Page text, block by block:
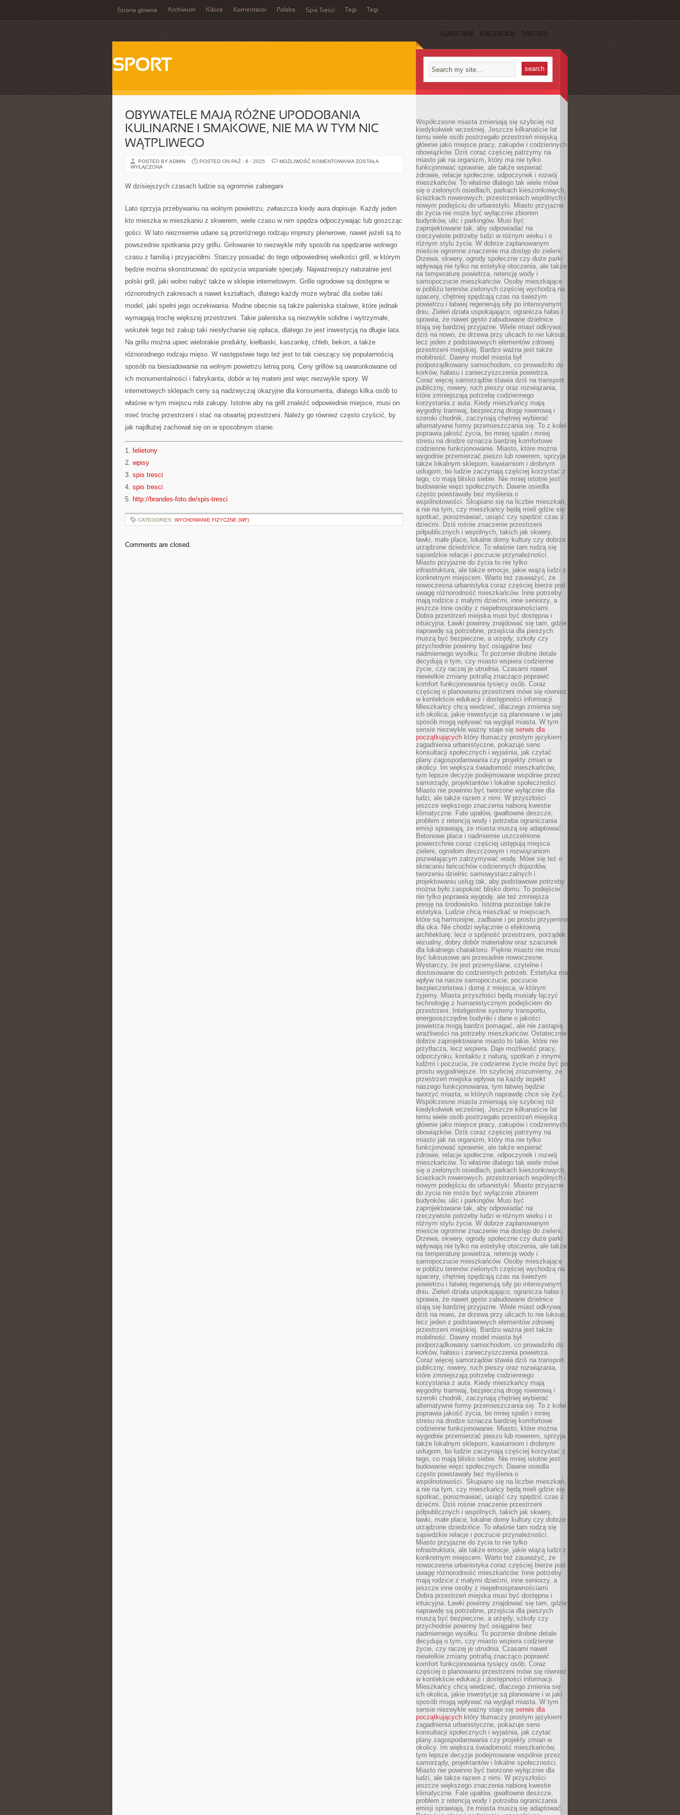
Strona główna Archiwum Kibice Komentator Polska Spis Treści Tagi Tagi
SUBSCRIBE FACEBOOK TWITTER
SPORT
OBYWATELE MAJĄ RÓŻNE UPODOBANIA
KULINARNE I SMAKOWE, NIE MA W TYM NIC
WĄTPLIWEGO
POSTED BY ADMIN POSTED ON PAŹ - 6 - 2025 MOŻLIWOŚĆ KOMENTOWANIA OBYWATELE
MA
W
NIC
ZOSTAŁA
WYŁĄCZONA
W dzisiejszych czasach ludzie są ogromnie zabiegani
Lato sprzyja przebywaniu na wolnym powietrzu, zwłaszcza kiedy aura dopisuje. Każdy jeden
kto mieszka w mieszkaniu z skwerem, wiele czasu w nim spędza odpoczywając lub goszcząc
gości. W lato niezmiernie udane są przeróżnego rodzaju imprezy plenerowe, nawet jeżeli są to
powszednie spotkania przy grillu. Grilowanie to niezwykle miły sposób na spędzanie wolnego
czasu z familią i przyjaciółmi. Starczy posiadać do tego odpowiedniej wielkości grill, w którym
będzie można skonstruować do spożycia wspaniałe specjały. Najważniejszy naturalnie jest
polski grill, jaki wolno nabyć także w sklepie internetowym. Grille ogrodowe są dostępne w
różnorodnych zakresach a nawet kształtach, dlatego każdy może wybrać dla siebie taki
model, jaki spełni jego oczekiwania. Modne obecnie są także paleniska stalowe, które jednak
wymagają trochę większej przestrzeni. Takie paleniska są niezwykle solidne i wytrzymałe,
wskutek tego też zakup taki niesłychanie się opłaca, dlatego że jest inwestycją na długie lata.
Na grillu można upiec wielorakie produkty, kiełbaski, kaszankę, chleb, bekon, a także
różnorodnego rodzaju mięso. W następstwie tego też jest to tak cieszący się popularnością
sposób na biesiadowanie na wolnym powietrzu letnią porą. Ceny grillów są uwarunkowane od
ich monumentalności i fabrykanta, dobór w tej materii jest więc niezwykle spory. W
internetowych sklepach ceny są nadzwyczaj okazyjne dla konsumenta, dlatego kilka osób to
właśnie w tym miejscu robi zakupy. Istotne aby na grill znaleźć odpowiednie miejsce, musi on
mieć trochę przestrzeni i stać na otwartej przestrzeni. Należy go również często czyścić, by
jak najdłużej zachował się on w sposobnym stanie.
1. felietony
2. wpisy
3. spis tresci
4. spis tresci
5. http://brandes-foto.de/spis-tresci
CATEGORIES: WYCHOWANIE FIZYCZNE (WF)
Comments are closed.
Współczesne miasta zmieniają się szybciej niż
kiedykolwiek wcześniej. Jeszcze kilkanaście lat
temu wiele osób postrzegało przestrzeń miejską
głównie jako miejsce pracy, zakupów i codziennych
obowiązków. Dziś coraz częściej patrzymy na
miasto jak na organizm, który ma nie tylko
funkcjonować sprawnie, ale także wspierać
zdrowie, relacje społeczne, odpoczynek i rozwój
mieszkańców. To właśnie dlatego tak wiele mówi
się o zielonych osiedlach, parkach kieszonkowych,
ścieżkach rowerowych, przestrzeniach wspólnych i
nowym podejściu do urbanistyki. Miasto przyjazne
do życia nie może być wyłącznie zbiorem
budynków, ulic i parkingów. Musi być
zaprojektowane tak, aby odpowiadać na
rzeczywiste potrzeby ludzi w różnym wieku i o
różnym stylu życia. W dobrze zaplanowanym
mieście ogromne znaczenie ma dostęp do zieleni.
Drzewa, skwery, ogrody społeczne czy duże parki
wpływają nie tylko na estetykę otoczenia, ale także
na temperaturę powietrza, retencję wody i
samopoczucie mieszkańców. Osoby mieszkające
w pobliżu terenów zielonych częściej wychodzą na
spacery, chętniej spędzają czas na świeżym
powietrzu i łatwiej regenerują siły po intensywnym
dniu. Zieleń działa uspokajająco, ogranicza hałas i
sprawia, że nawet gęsto zabudowane dzielnice
stają się bardziej przyjazne. Wiele miast odkrywa
dziś na nowo, że drzewa przy ulicach to nie luksus,
lecz jeden z podstawowych elementów zdrowej
przestrzeni miejskiej. Bardzo ważna jest także
mobilność. Dawny model miasta był
podporządkowany samochodom, co prowadziło do
korków, hałasu i zanieczyszczenia powietrza.
Coraz więcej samorządów stawia dziś na transport
publiczny, rowery, ruch pieszy oraz rozwiązania,
które zmniejszają potrzebę codziennego
korzystania z auta. Kiedy mieszkańcy mają
wygodny tramwaj, bezpieczną drogę rowerową i
szeroki chodnik, zaczynają chętniej wybierać
alternatywne formy przemieszczania się. To z kolei
poprawia jakość życia, bo mniej spalin i mniej
stresu na drodze oznacza bardziej komfortowe
codzienne funkcjonowanie. Miasto, które można
wygodnie przemierzać pieszo lub rowerem, sprzyja
także lokalnym sklepom, kawiarniom i drobnym
usługom, bo ludzie zaczynają częściej korzystać z
tego, co mają blisko siebie. Nie mniej istotne jest
budowanie więzi społecznych. Dawne osiedla
często powstawały bez myślenia o
wspólnotowości. Skupiano się na liczbie mieszkań,
a nie na tym, czy mieszkańcy będą mieli gdzie się
spotkać, porozmawiać, usiąść czy spędzić czas z
dziećmi. Dziś rośnie znaczenie przestrzeni
półpublicznych i wspólnych, takich jak skwery,
ławki, małe place, lokalne domy kultury czy dobrze
urządzone dziedzińce. To właśnie tam rodzą się
sąsiedzkie relacje i poczucie przynależności.
Miasto przyjazne do życia to nie tylko
infrastruktura, ale także emocje, jakie wiążą ludzi z
konkretnym miejscem. Warto też zauważyć, że
nowoczesna urbanistyka coraz częściej bierze pod
uwagę różnorodność mieszkańców. Inne potrzeby
mają rodzice z małymi dziećmi, inne seniorzy, a
jeszcze inne osoby z niepełnosprawnościami.
Dobra przestrzeń miejska musi być dostępna i
intuicyjna. Ławki powinny znajdować się tam, gdzie
naprawdę są potrzebne, przejścia dla pieszych
muszą być bezpieczne, a urzędy, szkoły czy
przychodnie powinny być osiągalne bez
nadmiernego wysiłku. To pozornie drobne detale
decydują o tym, czy miasto wspiera codzienne
życie, czy raczej je utrudnia. Czasami nawet
niewielkie zmiany potrafią znacząco poprawić
komfort funkcjonowania tysięcy osób. Coraz
częściej o planowaniu przestrzeni mówi się również
w kontekście edukacji i dostępności informacji.
Mieszkańcy chcą wiedzieć, dlaczego zmienia się
ich okolica, jakie inwestycje są planowane i w jaki
sposób mogą wpływać na wygląd miasta. W tym
sensie niezwykle ważny staje się serwis dla
początkujących który tłumaczy prostym językiem
zagadnienia urbanistyczne, pokazuje sens
konsultacji społecznych i wyjaśnia, jak czytać
plany zagospodarowania czy projekty zmian w
okolicy. Im większa świadomość mieszkańców,
tym lepsze decyzje podejmowane wspólnie przez
samorządy, projektantów i lokalne społeczności.
Miasto nie powinno być tworzone wyłącznie dla
ludzi, ale także razem z nimi. W przyszłości
jeszcze większego znaczenia nabiorą kwestie
klimatyczne. Fale upałów, gwałtowne deszcze,
problem z retencją wody i potrzeba ograniczania
emisji sprawiają, że miasta muszą się adaptować.
Betonowe place i nadmiernie uszczelnione
powierzchnie coraz częściej ustępują miejsca
zieleni, ogrodom deszczowym i rozwiązaniom
pozwalającym zatrzymywać wodę. Mówi się też o
skracaniu łańcuchów codziennych dojazdów,
tworzeniu dzielnic samowystarczalnych i
projektowaniu usług tak, aby podstawowe potrzeby
można było zaspokoić blisko domu. To podejście
nie tylko poprawia wygodę, ale też zmniejsza
presję na środowisko. Istotna pozostaje także
estetyka. Ludzie chcą mieszkać w miejscach,
które są harmonijne, zadbane i po prostu przyjemne
dla oka. Nie chodzi wyłącznie o efektowną
architekturę, lecz o spójność przestrzeni, porządek
wizualny, dobry dobór materiałów oraz szacunek
dla lokalnego charakteru. Piękne miasto nie musi
być luksusowe ani przesadnie nowoczesne.
Wystarczy, że jest przemyślane, czytelne i
dostosowane do codziennych potrzeb. Estetyka ma
wpływ na nasze samopoczucie, poczucie
bezpieczeństwa i dumę z miejsca, w którym
żyjemy. Miasta przyszłości będą musiały łączyć
technologię z humanistycznym podejściem do
przestrzeni. Inteligentne systemy transportu,
energooszczędne budynki i dane o jakości
powietrza mogą bardzo pomagać, ale nie zastąpią
wrażliwości na potrzeby mieszkańców. Ostatecznie
dobrze zaprojektowane miasto to takie, które nie
przytłacza, lecz wspiera. Daje możliwość pracy,
odpoczynku, kontaktu z naturą, spotkań z innymi
ludźmi i poczucia, że codzienne życie może być po
prostu wygodniejsze. Im szybciej zrozumiemy, że
przestrzeń miejska wpływa na każdy aspekt
naszego funkcjonowania, tym łatwiej będzie
tworzyć miasta, w których naprawdę chce się żyć.
Współczesne miasta zmieniają się szybciej niż
kiedykolwiek wcześniej. Jeszcze kilkanaście lat
temu wiele osób postrzegało przestrzeń miejską
głównie jako miejsce pracy, zakupów i codziennych
obowiązków. Dziś coraz częściej patrzymy na
miasto jak na organizm, który ma nie tylko
funkcjonować sprawnie, ale także wspierać
zdrowie, relacje społeczne, odpoczynek i rozwój
mieszkańców. To właśnie dlatego tak wiele mówi
się o zielonych osiedlach, parkach kieszonkowych,
ścieżkach rowerowych, przestrzeniach wspólnych i
nowym podejściu do urbanistyki. Miasto przyjazne
do życia nie może być wyłącznie zbiorem
budynków, ulic i parkingów. Musi być
zaprojektowane tak, aby odpowiadać na
rzeczywiste potrzeby ludzi w różnym wieku i o
różnym stylu życia. W dobrze zaplanowanym
mieście ogromne znaczenie ma dostęp do zieleni.
Drzewa, skwery, ogrody społeczne czy duże parki
wpływają nie tylko na estetykę otoczenia, ale także
na temperaturę powietrza, retencję wody i
samopoczucie mieszkańców. Osoby mieszkające
w pobliżu terenów zielonych częściej wychodzą na
spacery, chętniej spędzają czas na świeżym
powietrzu i łatwiej regenerują siły po intensywnym
dniu. Zieleń działa uspokajająco, ogranicza hałas i
sprawia, że nawet gęsto zabudowane dzielnice
stają się bardziej przyjazne. Wiele miast odkrywa
dziś na nowo, że drzewa przy ulicach to nie luksus,
lecz jeden z podstawowych elementów zdrowej
przestrzeni miejskiej. Bardzo ważna jest także
mobilność. Dawny model miasta był
podporządkowany samochodom, co prowadziło do
korków, hałasu i zanieczyszczenia powietrza.
Coraz więcej samorządów stawia dziś na transport
publiczny, rowery, ruch pieszy oraz rozwiązania,
które zmniejszają potrzebę codziennego
korzystania z auta. Kiedy mieszkańcy mają
wygodny tramwaj, bezpieczną drogę rowerową i
szeroki chodnik, zaczynają chętniej wybierać
alternatywne formy przemieszczania się. To z kolei
poprawia jakość życia, bo mniej spalin i mniej
stresu na drodze oznacza bardziej komfortowe
codzienne funkcjonowanie. Miasto, które można
wygodnie przemierzać pieszo lub rowerem, sprzyja
także lokalnym sklepom, kawiarniom i drobnym
usługom, bo ludzie zaczynają częściej korzystać z
tego, co mają blisko siebie. Nie mniej istotne jest
budowanie więzi społecznych. Dawne osiedla
często powstawały bez myślenia o
wspólnotowości. Skupiano się na liczbie mieszkań,
a nie na tym, czy mieszkańcy będą mieli gdzie się
spotkać, porozmawiać, usiąść czy spędzić czas z
dziećmi. Dziś rośnie znaczenie przestrzeni
półpublicznych i wspólnych, takich jak skwery,
ławki, małe place, lokalne domy kultury czy dobrze
urządzone dziedzińce. To właśnie tam rodzą się
sąsiedzkie relacje i poczucie przynależności.
Miasto przyjazne do życia to nie tylko
infrastruktura, ale także emocje, jakie wiążą ludzi z
konkretnym miejscem. Warto też zauważyć, że
nowoczesna urbanistyka coraz częściej bierze pod
uwagę różnorodność mieszkańców. Inne potrzeby
mają rodzice z małymi dziećmi, inne seniorzy, a
jeszcze inne osoby z niepełnosprawnościami.
Dobra przestrzeń miejska musi być dostępna i
intuicyjna. Ławki powinny znajdować się tam, gdzie
naprawdę są potrzebne, przejścia dla pieszych
muszą być bezpieczne, a urzędy, szkoły czy
przychodnie powinny być osiągalne bez
nadmiernego wysiłku. To pozornie drobne detale
decydują o tym, czy miasto wspiera codzienne
życie, czy raczej je utrudnia. Czasami nawet
niewielkie zmiany potrafią znacząco poprawić
komfort funkcjonowania tysięcy osób. Coraz
częściej o planowaniu przestrzeni mówi się również
w kontekście edukacji i dostępności informacji.
Mieszkańcy chcą wiedzieć, dlaczego zmienia się
ich okolica, jakie inwestycje są planowane i w jaki
sposób mogą wpływać na wygląd miasta. W tym
sensie niezwykle ważny staje się serwis dla
początkujących który tłumaczy prostym językiem
zagadnienia urbanistyczne, pokazuje sens
konsultacji społecznych i wyjaśnia, jak czytać
plany zagospodarowania czy projekty zmian w
okolicy. Im większa świadomość mieszkańców,
tym lepsze decyzje podejmowane wspólnie przez
samorządy, projektantów i lokalne społeczności.
Miasto nie powinno być tworzone wyłącznie dla
ludzi, ale także razem z nimi. W przyszłości
jeszcze większego znaczenia nabiorą kwestie
klimatyczne. Fale upałów, gwałtowne deszcze,
problem z retencją wody i potrzeba ograniczania
emisji sprawiają, że miasta muszą się adaptować.